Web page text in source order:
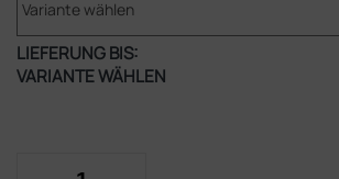
LIEFERUNG BIS:
VARIANTE WÄHLEN